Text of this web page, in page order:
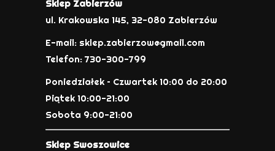
Sklep Zabierzów
ul. Krakowska 145, 32-080 Zabierzów
E-mail: sklep.zabierzow@gmail.com
Telefon: 730-300-799
Poniedziałek – Czwartek 10:00 do 20:00
Piątek 10:00-21:00
Sobota 9:00-21:00
Sklep Swoszowice